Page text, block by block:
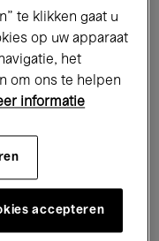
Debatten
Global Music
te klikken gaat u
op uw apparaat
het
om ons te helpen
informatie
accepteren